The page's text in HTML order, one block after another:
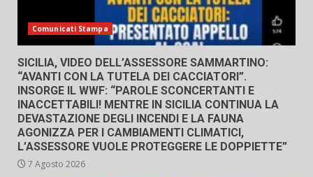
Comunicati Stampa
SICILIA, VIDEO DELL’ASSESSORE SAMMARTINO:
“AVANTI CON LA TUTELA DEI CACCIATORI”.
INSORGE IL WWF: “PAROLE SCONCERTANTI E
INACCETTABILI! MENTRE IN SICILIA CONTINUA LA
DEVASTAZIONE DEGLI INCENDI E LA FAUNA
AGONIZZA PER I CAMBIAMENTI CLIMATICI,
L’ASSESSORE VUOLE PROTEGGERE LE DOPPIETTE”
7 Agosto 2026